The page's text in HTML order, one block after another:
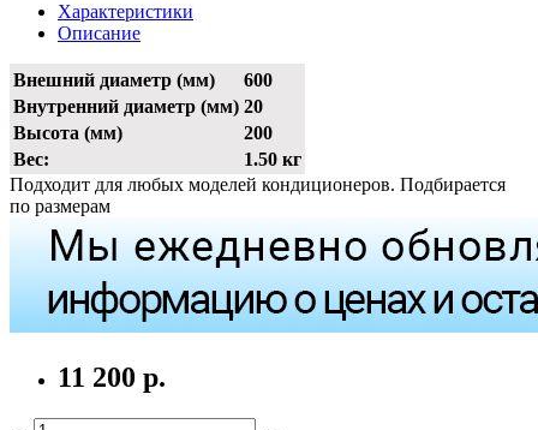
Характеристики
Описание
Внешний диаметр (мм)
600
Внутренний диаметр (мм) 20
Высота (мм)
200
Вес:
1.50 кг
Подходит для любых моделей кондиционеров. Подбирается
по размерам
11 200 р.